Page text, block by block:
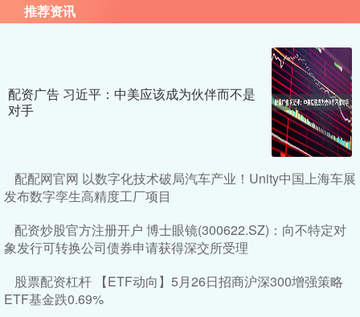
推荐资讯
配资广告 习近平：中美应该成为伙伴而不是
对手
配配网官网 以数字化技术破局汽车产业！Unity中国上海车展
发布数字孪生高精度工厂项目
配资炒股官方注册开户 博士眼镜(300622.SZ)：向不特定对
象发行可转换公司债券申请获得深交所受理
股票配资杠杆 【ETF动向】5月26日招商沪深300增强策略
ETF基金跌0.69%